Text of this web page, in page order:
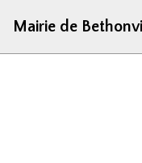
Mairie de